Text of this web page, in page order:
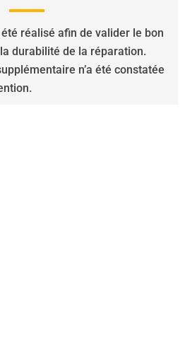
réalisé afin de valider le bon
durabilité de la réparation.
n’a été constatée